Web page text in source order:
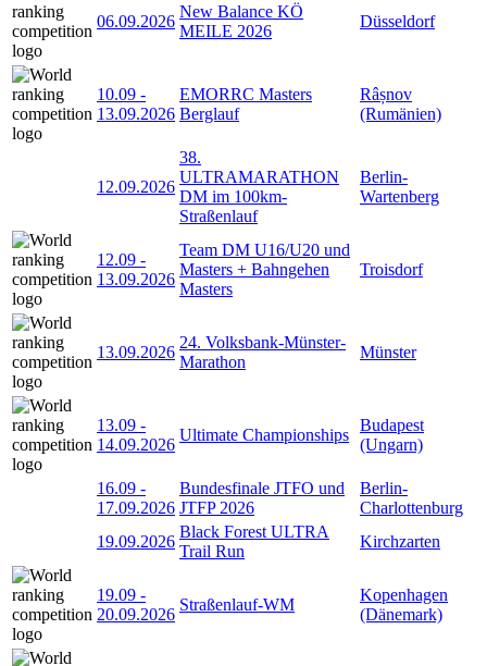
06.09.2026
New Balance KÖ
MEILE 2026
Düsseldorf
10.09 -
13.09.2026
EMORRC Masters
Berglauf
Râșnov
(Rumänien)
12.09.2026
38.
ULTRAMARATHON
DM im 100km-
Straßenlauf
Berlin-
Wartenberg
12.09 -
13.09.2026
Team DM U16/U20 und
Masters + Bahngehen
Masters
Troisdorf
13.09.2026
24. Volksbank-Münster-
Marathon
Münster
13.09 -
14.09.2026
Ultimate Championships
Budapest
(Ungarn)
16.09 -
17.09.2026
Bundesfinale JTFO und
JTFP 2026
Berlin-
Charlottenburg
19.09.2026
Black Forest ULTRA
Trail Run
Kirchzarten
19.09 -
20.09.2026
Straßenlauf-WM
Kopenhagen
(Dänemark)